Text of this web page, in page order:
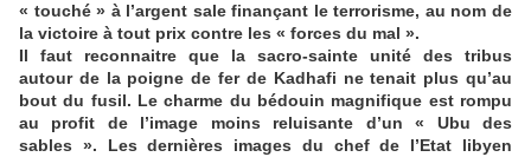
« touché » à l’argent sale finançant le terrorisme, au nom de
la victoire à tout prix contre les « forces du mal ».
Il faut reconnaitre que la sacro-sainte unité des tribus
autour de la poigne de fer de Kadhafi ne tenait plus qu’au
bout du fusil. Le charme du bédouin magnifique est rompu
au profit de l’image moins reluisante d’un « Ubu des
sables ». Les dernières images du chef de l’Etat libyen